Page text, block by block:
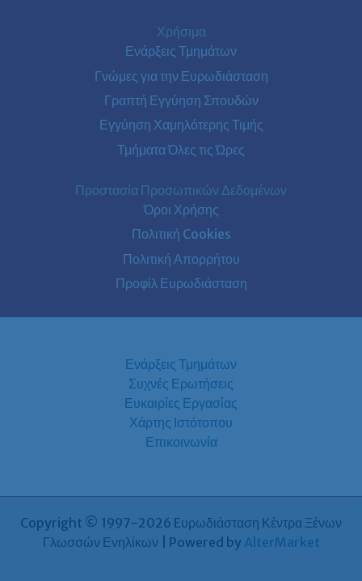
Χρήσιμα
Ενάρξεις Τμημάτων
Γνώμες για την Ευρωδιάσταση
Γραπτή Εγγύηση Σπουδών
Εγγύηση Χαμηλότερης Τιμής
Τμήματα Όλες τις Ώρες
Προστασία Προσωπικών Δεδομένων
Όροι Χρήσης
Πολιτική Cookies
Πολιτική Απορρήτου
Προφίλ Ευρωδιάσταση
Ενάρξεις Τμημάτων
Συχνές Ερωτήσεις
Ευκαιρίες Εργασίας
Χάρτης Ιστότοπου
Επικοινωνία
Copyright © 1997-2026 Eυρωδιάσταση Κέντρα Ξένων
Γλωσσών Ενηλίκων | Powered by AlterMarket